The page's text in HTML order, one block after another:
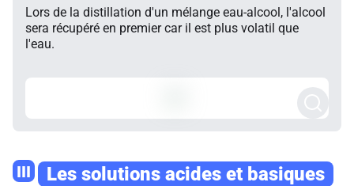
Lors de la distillation d'un mélange eau-alcool, l'alcool
sera récupéré en premier car il est plus volatil que
l'eau.
III Les solutions acides et basiques